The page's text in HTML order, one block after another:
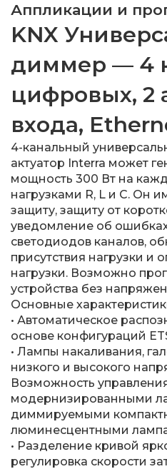
Аппликации и
KNX
диммер — 4
цифровых, 2
входа,
4-канальный
актуатор Interra может
мощность 300 Вт на
нагрузками R, L и C. Он
защиту, защиту от
уведомление об
светодиодов каналов,
присутствия нагрузки и
нагрузки. Возможно
устройства без
Основные
• Автоматическое
основе конфигураций
• Лампы накаливания,
низкого и высокого
Возможность
модернизированными
диммируемыми
люминесцентными
• Разделение кривой
регулировка скорости